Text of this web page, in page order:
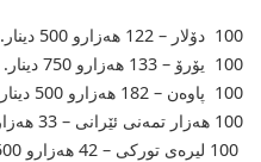
100 دۆلار – 122 هەزارو 500 دینار.
100 یۆرۆ – 133 هەزارو 750 دینار.
100 پاوەن – 182 هەزارو 500 دینار.
100 هەزار تمەنی‌ ئێرانی‌ – 33 هەزارو 350 دینار.